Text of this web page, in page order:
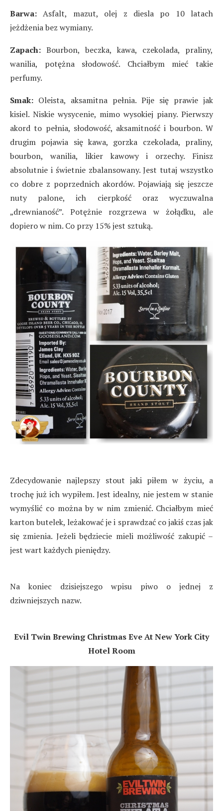
Barwa: Asfalt, mazut, olej z diesla po 10 latach
jeżdżenia bez wymiany.
Zapach: Bourbon, beczka, kawa, czekolada, praliny,
wanilia, potężna słodowość. Chciałbym mieć takie
perfumy.
Smak: Oleista, aksamitna pełnia. Pije się prawie jak
kisiel. Niskie wysycenie, mimo wysokiej piany. Pierwszy
akord to pełnia, słodowość, aksamitność i bourbon. W
drugim pojawia się kawa, gorzka czekolada, praliny,
bourbon, wanilia, likier kawowy i orzechy. Finisz
absolutnie i świetnie zbalansowany. Jest tutaj wszystko
co dobre z poprzednich akordów. Pojawiają się jeszcze
nuty palone, ich cierpkość oraz wyczuwalna
„drewnianość”. Potężnie rozgrzewa w żołądku, ale
dopiero w nim. Co przy 15% jest sztuką.
Zdecydowanie najlepszy stout jaki piłem w życiu, a
trochę już ich wypiłem. Jest idealny, nie jestem w stanie
wymyślić co można by w nim zmienić. Chciałbym mieć
karton butelek, leżakować je i sprawdzać co jakiś czas jak
się zmienia. Jeżeli będziecie mieli możliwość zakupić –
jest wart każdych pieniędzy.
Na koniec dzisiejszego wpisu piwo o jednej z
dziwniejszych nazw.
Evil Twin Brewing Christmas Eve At New York City
Hotel Room